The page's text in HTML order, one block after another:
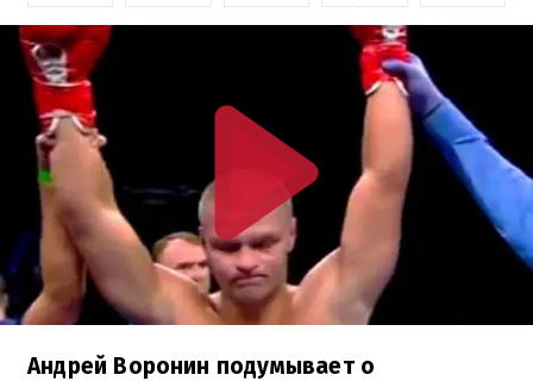
Андрей Воронин подумывает о